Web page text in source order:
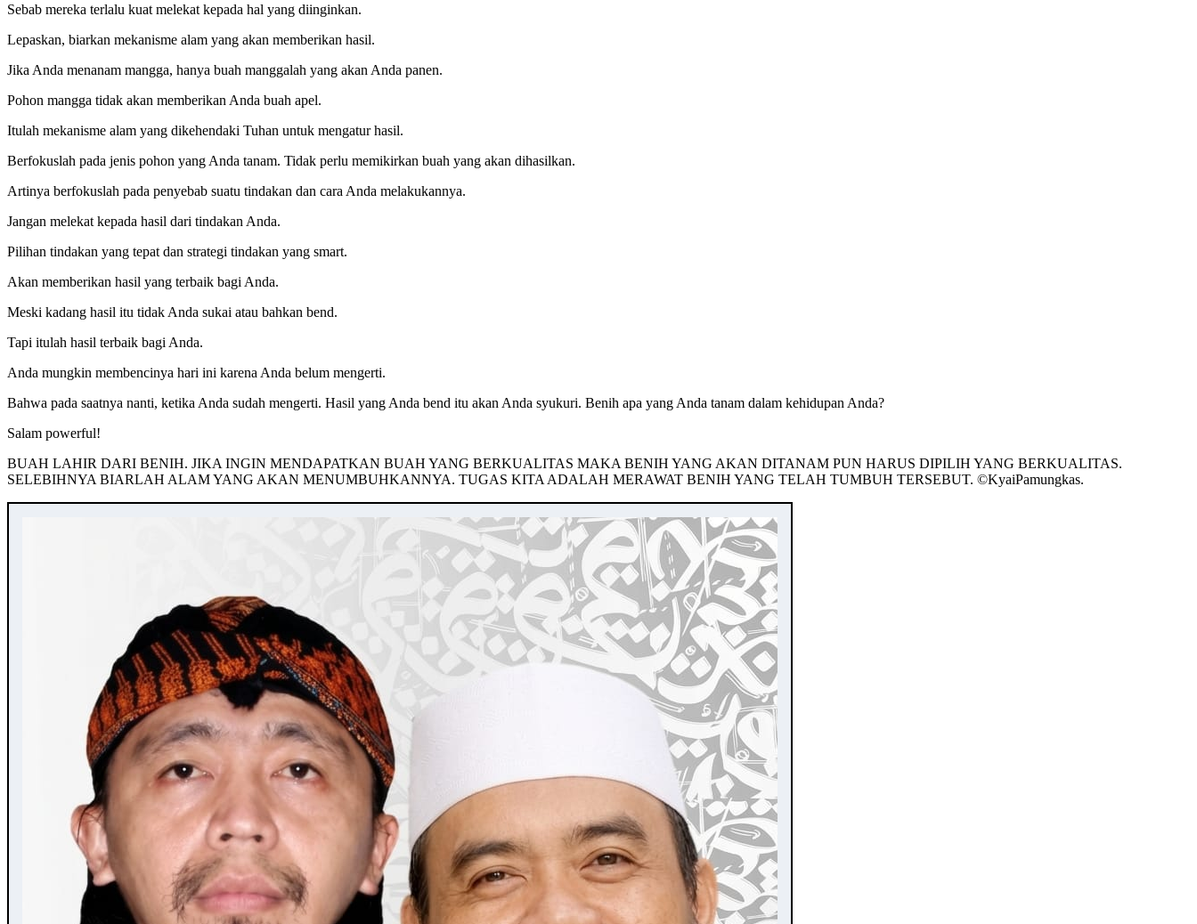
Sebab mereka terlalu kuat melekat kepada hal yang diinginkan.
Lepaskan, biarkan mekanisme alam yang akan memberikan hasil.
Jika Anda menanam mangga, hanya buah manggalah yang akan Anda panen.
Pohon mangga tidak akan memberikan Anda buah apel.
Itulah mekanisme alam yang dikehendaki Tuhan untuk mengatur hasil.
Berfokuslah pada jenis pohon yang Anda tanam. Tidak perlu memikirkan buah yang akan dihasilkan.
Artinya berfokuslah pada penyebab suatu tindakan dan cara Anda melakukannya.
Jangan melekat kepada hasil dari tindakan Anda.
Pilihan tindakan yang tepat dan strategi tindakan yang smart.
Akan memberikan hasil yang terbaik bagi Anda.
Meski kadang hasil itu tidak Anda sukai atau bahkan bend.
Tapi itulah hasil terbaik bagi Anda.
Anda mungkin membencinya hari ini karena Anda belum mengerti.
Bahwa pada saatnya nanti, ketika Anda sudah mengerti. Hasil yang Anda bend itu akan Anda syukuri. Benih apa yang Anda tanam dalam kehidupan Anda?
Salam powerful!
BUAH LAHIR DARI BENIH. JIKA INGIN MENDAPATKAN BUAH YANG BERKUALITAS MAKA BENIH YANG AKAN DITANAM PUN HARUS DIPILIH YANG BERKUALITAS.
SELEBIHNYA BIARLAH ALAM YANG AKAN MENUMBUHKANNYA. TUGAS KITA ADALAH MERAWAT BENIH YANG TELAH TUMBUH TERSEBUT. ©️KyaiPamungkas.